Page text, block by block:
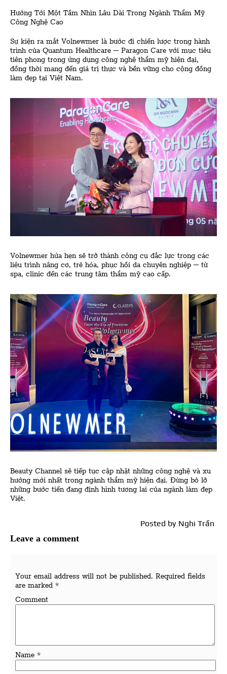
Hướng Tới Một Tầm Nhìn Lâu Dài Trong Ngành Thẩm Mỹ
Công Nghệ Cao
Sự kiện ra mắt Volnewmer là bước đi chiến lược trong hành
trình của Quantum Healthcare – Paragon Care với mục tiêu
tiên phong trong ứng dụng công nghệ thẩm mỹ hiện đại,
đồng thời mang đến giá trị thực và bền vững cho cộng đồng
làm đẹp tại Việt Nam.
Volnewmer hứa hẹn sẽ trở thành công cụ đắc lực trong các
liệu trình nâng cơ, trẻ hóa, phục hồi da chuyên nghiệp – từ
spa, clinic đến các trung tâm thẩm mỹ cao cấp.
Beauty Channel sẽ tiếp tục cập nhật những công nghệ và xu
hướng mới nhất trong ngành thẩm mỹ hiện đại. Đừng bỏ lỡ
những bước tiến đang định hình tương lai của ngành làm đẹp
Việt.
Posted by Nghi Trần
Leave a comment
Your email address will not be published. Required fields
are marked *
Comment
Name *